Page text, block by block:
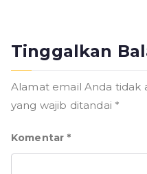
Tinggalkan
Alamat email Anda tidak
yang wajib ditandai *
Komentar *